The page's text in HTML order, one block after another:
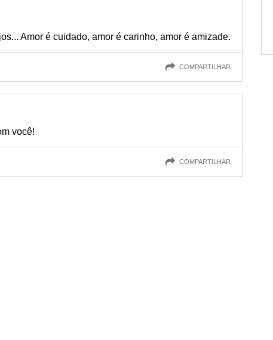
Amor é cuidado, amor é carinho, amor é amizade.
COMPARTILHAR
você!
COMPARTILHAR